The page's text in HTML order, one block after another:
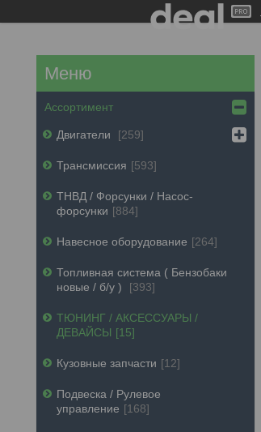
Ассортимент
Двигатели 259
Трансмиссия 593
ТНВД / Форсунки / Насос-
форсунки
884
Навесное оборудование 264
Топливная система ( Бензобаки
новые / б/у )
393
ТЮНИНГ / АКСЕССУАРЫ /
ДЕВАЙСЫ
15
Кузовные запчасти 12
Подвеска / Рулевое
управление
168